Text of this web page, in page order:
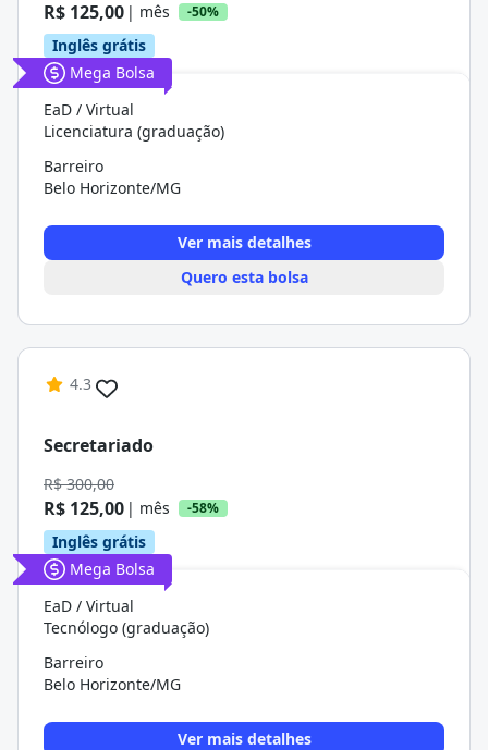
R$ 125,00 | mês -50%
Inglês grátis
Mega Bolsa
EaD / Virtual
Licenciatura (graduação)
Barreiro
Belo Horizonte/MG
Ver mais detalhes
Quero esta bolsa
4.3
Secretariado
R$ 300,00
R$ 125,00 | mês -58%
Inglês grátis
Mega Bolsa
EaD / Virtual
Tecnólogo (graduação)
Barreiro
Belo Horizonte/MG
Ver mais detalhes